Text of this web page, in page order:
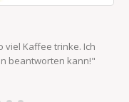
viel Kaffee trinke. Ich
beantworten kann!"